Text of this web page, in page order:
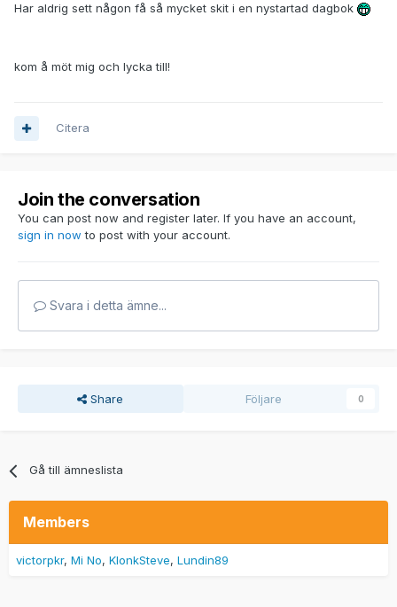
Har aldrig sett någon få så mycket skit i en nystartad dagbok
kom å möt mig och lycka till!
Citera
Join the conversation
You can post now and register later. If you have an account,
sign in now to post with your account.
Svara i detta ämne...
Share Följare 0
Gå till ämneslista
Members
victorpkr Mi No KlonkSteve Lundin89